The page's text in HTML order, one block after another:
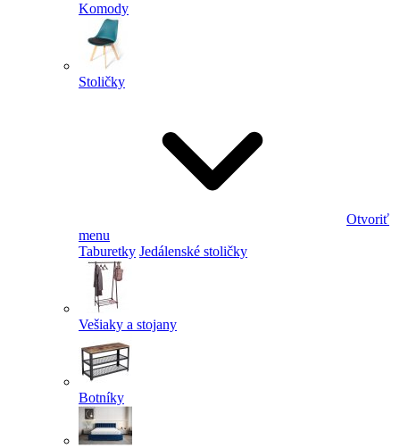
Komody
Stoličky
Otvoriť
menu
Taburetky Jedálenské stoličky
Vešiaky a stojany
Botníky